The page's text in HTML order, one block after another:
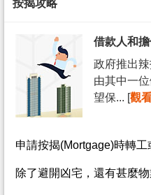
按揭攻略
借款人和
政府推出
由其中一
望保... [觀
申請按揭(Mortgage)時轉
除了避開凶宅，還有甚麼